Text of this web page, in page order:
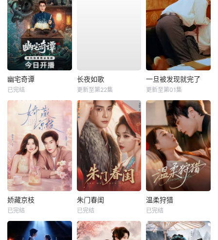
幽宅奇谭
已完结
长夜如歌
更新至第22集
一旦被发现就完了
更新至第01集
娇藏京枝
已完结
朱门春闺
已完结
温柔狩猎
已完结